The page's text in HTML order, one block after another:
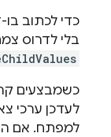
כדי לכתוב
בלי לדרוס
כשמבצעים
לעדכן ערכי
למפתח. אם